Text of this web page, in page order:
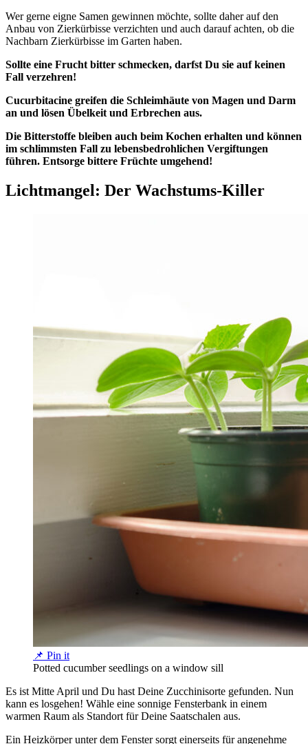
Wer gerne eigne Samen gewinnen möchte, sollte daher auf den
Anbau von Zierkürbisse verzichten und auch darauf achten, ob die
Nachbarn Zierkürbisse im Garten haben.
Sollte eine Frucht bitter schmecken, darfst Du sie auf keinen
Fall verzehren!
Cucurbitacine greifen die Schleimhäute von Magen und Darm
an und lösen Übelkeit und Erbrechen aus.
Die Bitterstoffe bleiben auch beim Kochen erhalten und können
im schlimmsten Fall zu lebensbedrohlichen Vergiftungen
führen. Entsorge bittere Früchte umgehend!
Lichtmangel: Der Wachstums-Killer
📌 Pin it
Potted cucumber seedlings on a window sill
Es ist Mitte April und Du hast Deine Zucchinisorte gefunden. Nun
kann es losgehen! Wähle eine sonnige Fensterbank in einem
warmen Raum als Standort für Deine Saatschalen aus.
Ein Heizkörper unter dem Fenster sorgt einerseits für angenehme